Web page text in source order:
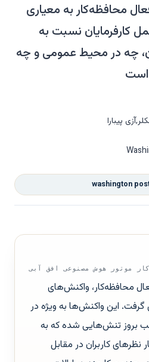
محافظه‌کار به معیاری
کارفرمایان نسبت به
چه در محیط عمومی و چه
پیبارا
washington
موتور هوش مصنوعی افق آبی
محافظه‌کار، واکنش‌های
این واکنش‌ها به ویژه در
بروز تنش‌هایی شده که به
نظرهای کاربران در مقابل